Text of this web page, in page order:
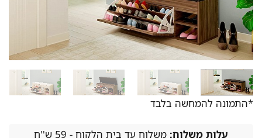
*התמונה להמחשה בלבד
עלות משלוח:משלוח עד בית הלקוח - 59 ש''ח